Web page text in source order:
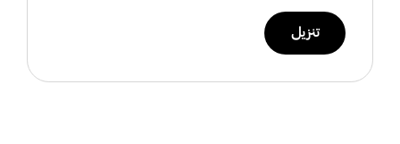
تنزيل